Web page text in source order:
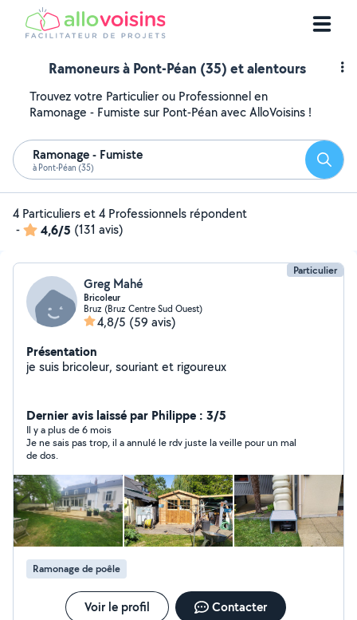
Ramoneurs à Pont-Péan (35) et alentours
Trouvez votre Particulier ou Professionnel en
Ramonage - Fumiste sur Pont-Péan avec AlloVoisins !
Ramonage - Fumiste
à Pont-Péan (35)
4 Particuliers et 4 Professionnels répondent
-
4,6/5 (131 avis)
Particulier
Greg Mahé
Bricoleur
Bruz (Bruz Centre Sud Ouest)
4,8/5 (59 avis)
Présentation
je suis bricoleur, souriant et rigoureux
Dernier avis laissé par Philippe : 3/5
Il y a plus de 6 mois
Je ne sais pas trop, il a annulé le rdv juste la veille pour un mal
de dos.
Ramonage de poêle
Voir le profil Contacter